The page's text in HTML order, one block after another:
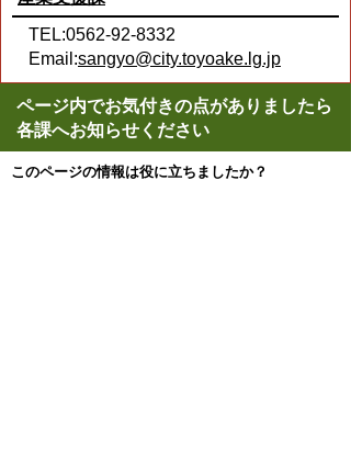
TEL:0562-92-8332
Email:sangyo@city.toyoake.lg.jp
ページ内でお気付きの点がありましたら
各課へお知らせください
このページの情報は役に立ちましたか？